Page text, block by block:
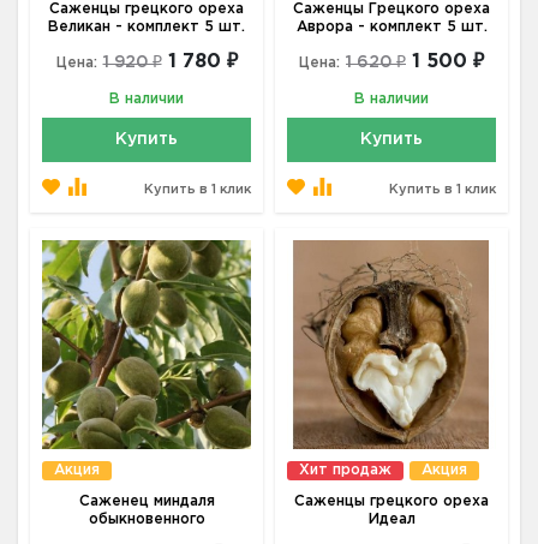
Саженцы грецкого ореха
Великан - комплект 5 шт.
Цена: 1 920 ₽ 1 780 ₽
В наличии
Купить
Купить в 1 клик
Саженцы Грецкого ореха
Аврора - комплект 5 шт.
Цена: 1 620 ₽ 1 500 ₽
В наличии
Купить
Купить в 1 клик
Акция
Саженец миндаля
обыкновенного
Хит продаж Акция
Саженцы грецкого ореха
Идеал